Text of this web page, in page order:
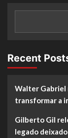
Recent
Walter Gabriel
transformar a
Gilberto Gil
legado